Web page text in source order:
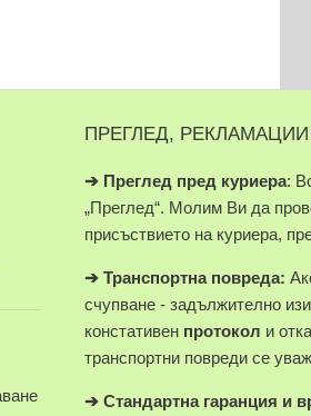
ПРЕГЛЕД,
➔ Преглед пред куриера:
„Преглед“. Молим Ви да
присъствието на куриера,
➔ Транспортна повреда:
счупване - задължително
констативен протокол и
транспортни повреди се
➔ Стандартна гаранция и